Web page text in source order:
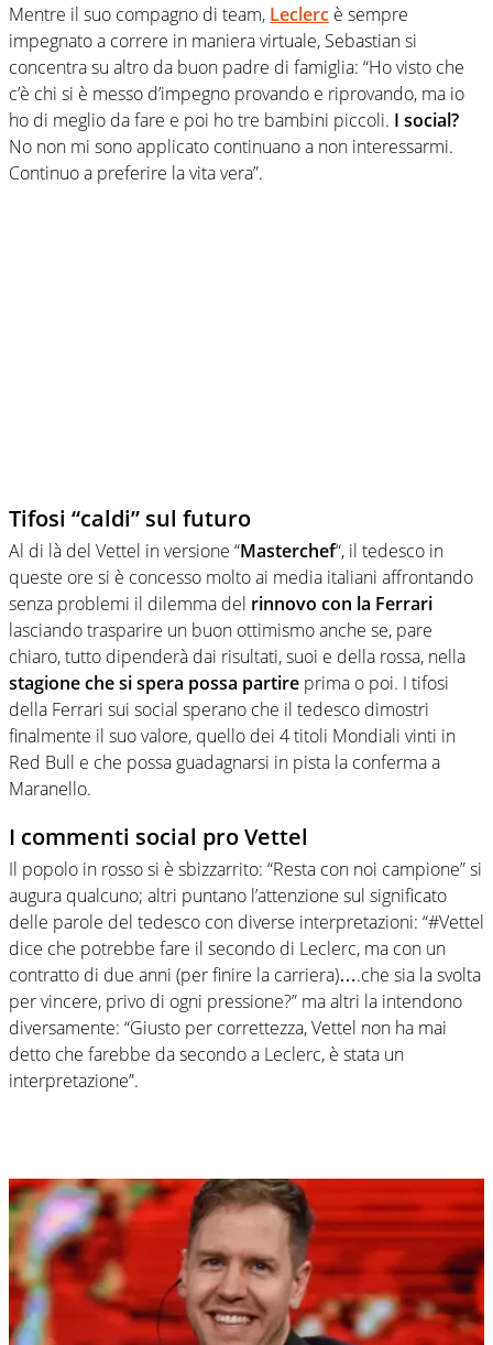
Mentre il suo compagno di team, Leclerc è sempre
impegnato a correre in maniera virtuale, Sebastian si
concentra su altro da buon padre di famiglia: “Ho visto che
c’è chi si è messo d’impegno provando e riprovando, ma io
ho di meglio da fare e poi ho tre bambini piccoli. I social?
No non mi sono applicato continuano a non interessarmi.
Continuo a preferire la vita vera”.
Tifosi “caldi” sul futuro
Al di là del Vettel in versione “Masterchef“, il tedesco in
queste ore si è concesso molto ai media italiani affrontando
senza problemi il dilemma del rinnovo con la Ferrari
lasciando trasparire un buon ottimismo anche se, pare
chiaro, tutto dipenderà dai risultati, suoi e della rossa, nella
stagione che si spera possa partire prima o poi. I tifosi
della Ferrari sui social sperano che il tedesco dimostri
finalmente il suo valore, quello dei 4 titoli Mondiali vinti in
Red Bull e che possa guadagnarsi in pista la conferma a
Maranello.
I commenti social pro Vettel
Il popolo in rosso si è sbizzarrito: “Resta con noi campione” si
augura qualcuno; altri puntano l’attenzione sul significato
delle parole del tedesco con diverse interpretazioni: “#Vettel
dice che potrebbe fare il secondo di Leclerc, ma con un
contratto di due anni (per finire la carriera)….che sia la svolta
per vincere, privo di ogni pressione?” ma altri la intendono
diversamente: “Giusto per correttezza, Vettel non ha mai
detto che farebbe da secondo a Leclerc, è stata un
interpretazione”.